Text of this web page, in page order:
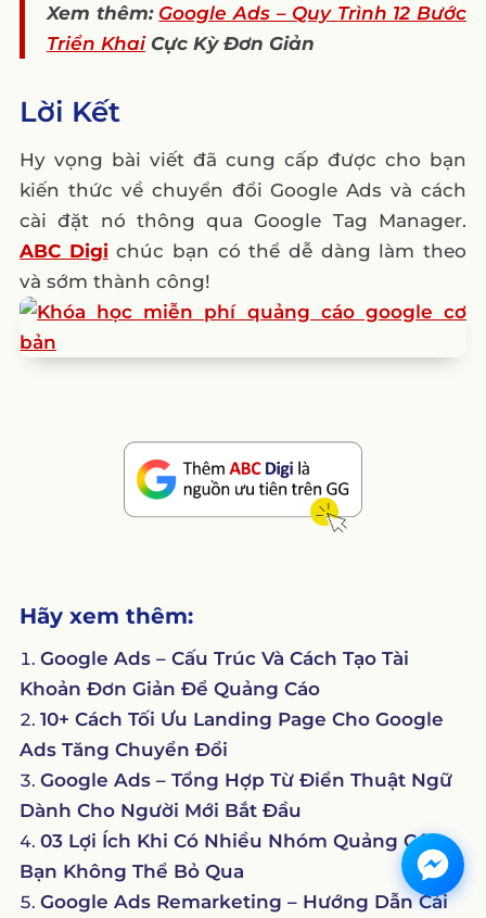
Xem thêm: Google Ads – Quy Trình 12 Bước
Triển KhaiCực Kỳ Đơn Giản
Lời Kết
Hy vọng bài viết đã cung cấp được cho bạn
kiến thức về chuyển đổi Google Ads và cách
cài đặt nó thông qua Google Tag Manager.
ABC Digichúc bạn có thể dễ dàng làm theo
và sớm thành công!
Hãy xem thêm:
Google Ads – Cấu Trúc Và Cách Tạo Tài
Khoản Đơn Giản Để Quảng Cáo
10+ Cách Tối Ưu Landing Page Cho Google
Ads Tăng Chuyển Đổi
Google Ads – Tổng Hợp Từ Điển Thuật Ngữ
Dành Cho Người Mới Bắt Đầu
03 Lợi Ích Khi Có Nhiều Nhóm Quảng Cáo
Bạn Không Thể Bỏ Qua
Google Ads Remarketing – Hướng Dẫn Cài